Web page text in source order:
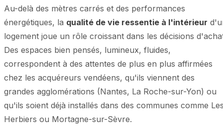
Au-delà des mètres carrés et des performances
énergétiques, la qualité de vie ressentie à l'intérieur
logement joue un rôle croissant dans les décisions
Des espaces bien pensés, lumineux, fluides,
correspondent à des attentes de plus en plus affirmées
chez les acquéreurs vendéens, qu'ils viennent des
grandes agglomérations (Nantes, La Roche-sur-Yon) ou
qu'ils soient déjà installés dans des communes comme
Herbiers ou Mortagne-sur-Sèvre.